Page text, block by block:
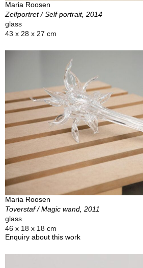
Maria Roosen
Zelfportret / Self portrait, 2014
glass
43 x 28 x 27 cm
Maria Roosen
Toverstaf / Magic wand, 2011
glass
46 x 18 x 18 cm
Enquiry about this work